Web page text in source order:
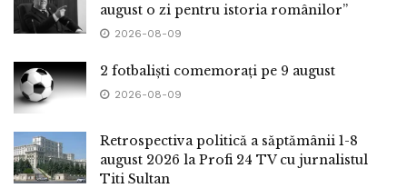
august o zi pentru istoria românilor”
2026-08-09
2 fotbaliști comemorați pe 9 august
2026-08-09
Retrospectiva politică a săptămânii 1-8
august 2026 la Profi 24 TV cu jurnalistul
Titi Sultan